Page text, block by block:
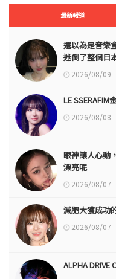
最新報道
還以為是音樂
迷倒了整個日
2026/08/09
LE
2026/08/08
眼神讓人心動
漂亮呢
2026/08/07
減肥大獲成功
2026/08/07
ALPHA DRIVE